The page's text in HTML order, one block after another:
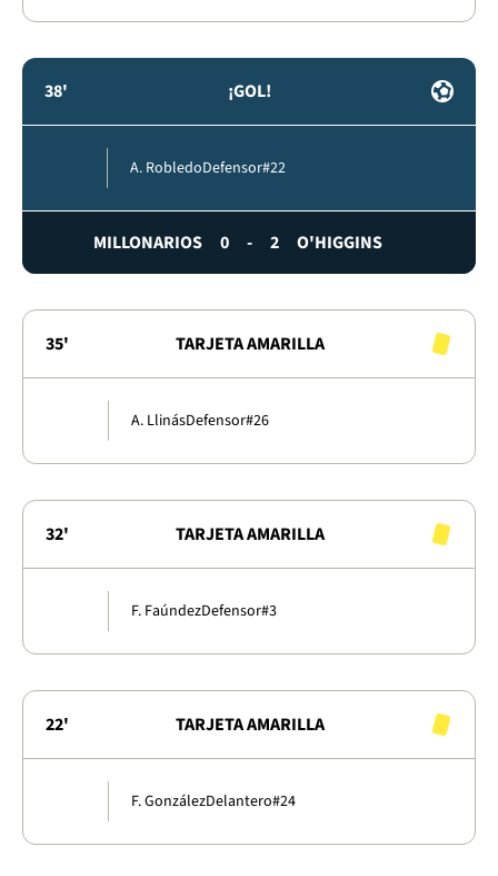
38' ¡GOL!
A. RobledoDefensor#22
MILLONARIOS 0 - 2 O'HIGGINS
35' TARJETA AMARILLA
A. LlinásDefensor#26
32' TARJETA AMARILLA
F. FaúndezDefensor#3
22' TARJETA AMARILLA
F. GonzálezDelantero#24